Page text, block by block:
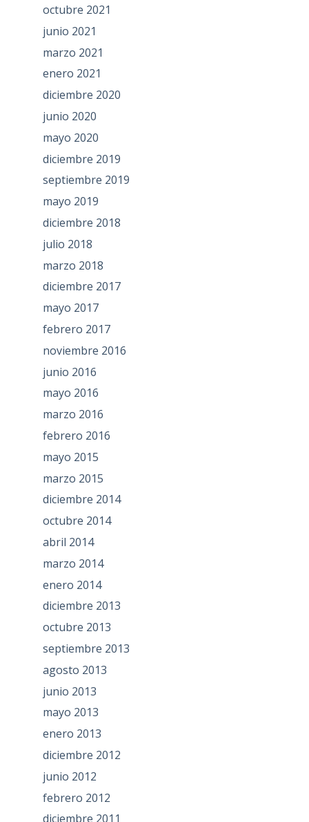
octubre 2021
junio 2021
marzo 2021
enero 2021
diciembre 2020
junio 2020
mayo 2020
diciembre 2019
septiembre 2019
mayo 2019
diciembre 2018
julio 2018
marzo 2018
diciembre 2017
mayo 2017
febrero 2017
noviembre 2016
junio 2016
mayo 2016
marzo 2016
febrero 2016
mayo 2015
marzo 2015
diciembre 2014
octubre 2014
abril 2014
marzo 2014
enero 2014
diciembre 2013
octubre 2013
septiembre 2013
agosto 2013
junio 2013
mayo 2013
enero 2013
diciembre 2012
junio 2012
febrero 2012
diciembre 2011